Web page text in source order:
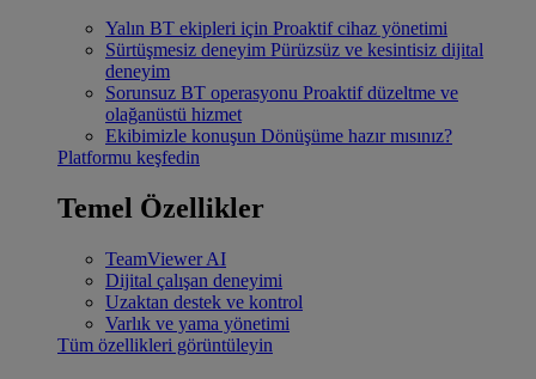
Yalın BT ekipleri için Proaktif cihaz yönetimi
Sürtüşmesiz deneyim Pürüzsüz ve kesintisiz dijital
deneyim
Sorunsuz BT operasyonu Proaktif düzeltme ve
olağanüstü hizmet
Ekibimizle konuşun Dönüşüme hazır mısınız?
Platformu keşfedin
Temel Özellikler
TeamViewer AI
Dijital çalışan deneyimi
Uzaktan destek ve kontrol
Varlık ve yama yönetimi
Tüm özellikleri görüntüleyin